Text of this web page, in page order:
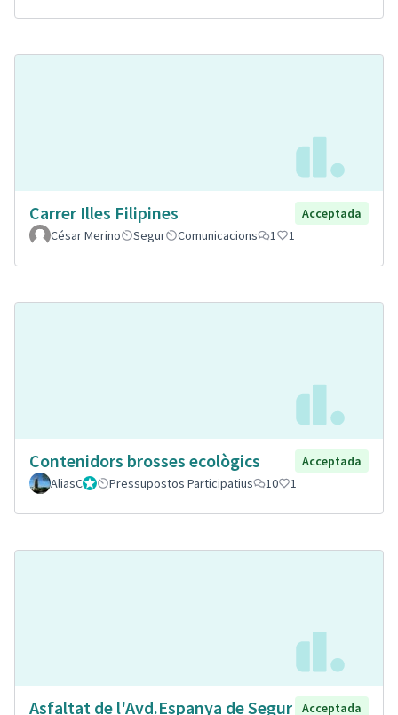
Carrer Illes Filipines
Acceptada
César Merino
Segur Comunicacions 1 1
Contenidors brosses ecològics
Acceptada
AliasCGestorPressupostos Participatius 10 1
Asfaltat de l'Avd.Espanya de Segur
Acceptada